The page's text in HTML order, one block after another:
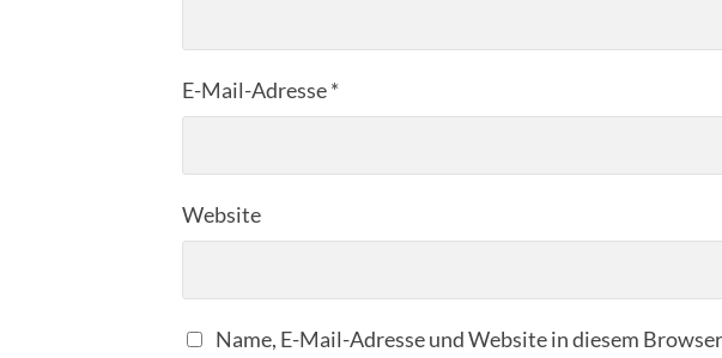
E-Mail-Adresse*
Website
Name, E-Mail-Adresse und Website in diesem